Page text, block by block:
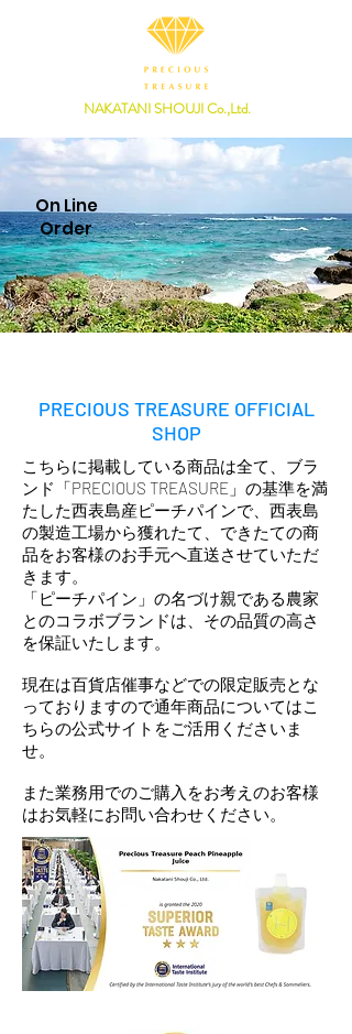
NAKATANI SHOUJI Co.,Ltd.
On Line
Order
PRECIOUS TREASURE OFFICIAL
SHOP
こちらに掲載している商品は全て、ブラ
ンド「PRECIOUS TREASURE」の基準を満
たした西表島産ピーチパインで、西表島
の製造工場から獲れたて、できたての商
品をお客様のお手元へ直送させていただ
きます。
「ピーチパイン」の名づけ親である農家
とのコラボブランドは、その品質の高さ
を保証いたします。
現在は百貨店催事などでの限定販売とな
っておりますので通年商品についてはこ
ちらの公式サイトをご活用くださいま
せ。
また業務用でのご購入をお考えのお客様
はお気軽にお問い合わせください。